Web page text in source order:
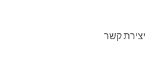
יצירת קשר